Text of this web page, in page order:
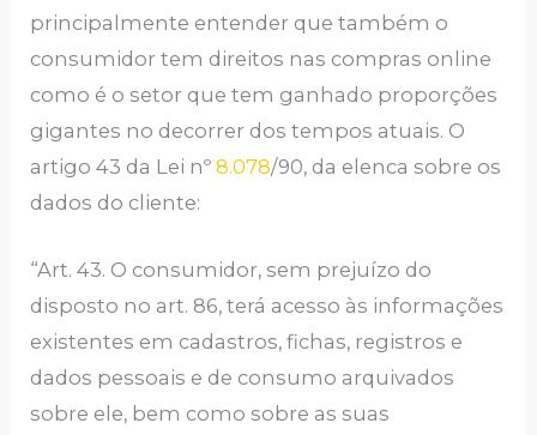
principalmente entender que também o
consumidor tem direitos nas compras online
como é o setor que tem ganhado proporções
gigantes no decorrer dos tempos atuais. O
artigo 43 da Lei nº8.078/90, da elenca sobre os
dados do cliente:
“Art. 43. O consumidor, sem prejuízo do
disposto no art. 86, terá acesso às informações
existentes em cadastros, fichas, registros e
dados pessoais e de consumo arquivados
sobre ele, bem como sobre as suas